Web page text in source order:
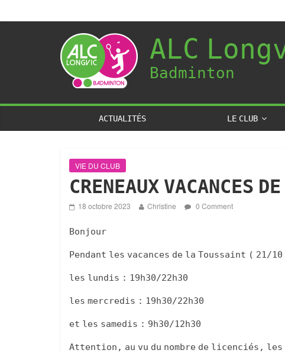
ALC
Badminton
ACTUALITÉS LE CLUB
VIE DU CLUB
CRENEAUX VACANCES
18 octobre 2023 Christine 0 Comment
Bonjour
Pendant les vacances de la Toussaint ( 21/10
les lundis : 19h30/22h30
les mercredis : 19h30/22h30
et les samedis : 9h30/12h30
Attention, au vu du nombre de licenciés,